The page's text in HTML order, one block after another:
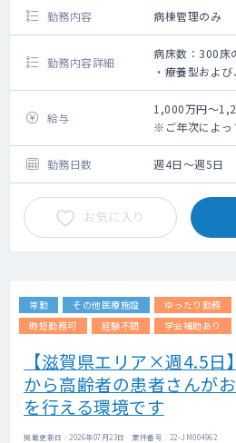
勤務内容 病棟管理のみ
勤務内容詳細
病床数：300床
・療養型およ
お願いいたしま
・療養病棟199
・看取りも発
給与
1,000万円～
※ご年次によっ
勤務日数 週4日～週5日
お気に入り
常勤 その他医療施設 ゆったり勤務
時短勤務可
経験不問 学会補助あり
【滋賀県エリア×週4.5
から高齢者の患者さんが
を行える環境です
掲載更新日 : 2026年07月23日 案件番号 : 22-JM004962